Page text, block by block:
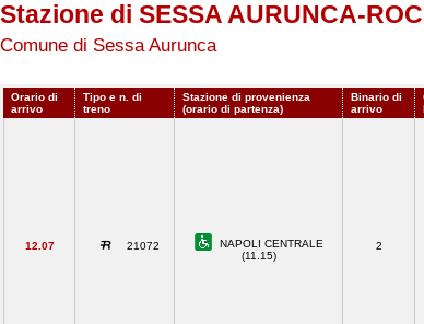
Stazione di SESSA AURUNCA-
Comune di Sessa Aurunca
Orario di
arrivo
Tipo e n. di
treno
Stazione di provenienza
(orario di partenza)
Binario di
arrivo
12.07 21072
NAPOLI CENTRALE
(11.15)
2